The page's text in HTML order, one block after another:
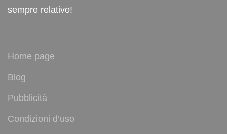
sempre relativo!
Home page
Blog
Pubblicità
Condizioni d’uso